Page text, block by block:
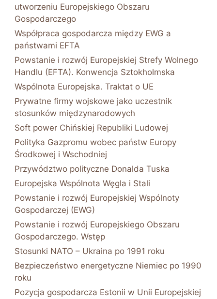
utworzeniu Europejskiego Obszaru
Gospodarczego
Współpraca gospodarcza między EWG a
państwami EFTA
Powstanie i rozwój Europejskiej Strefy Wolnego
Handlu (EFTA). Konwencja Sztokholmska
Wspólnota Europejska. Traktat o UE
Prywatne firmy wojskowe jako uczestnik
stosunków międzynarodowych
Soft power Chińskiej Republiki Ludowej
Polityka Gazpromu wobec państw Europy
Środkowej i Wschodniej
Przywództwo polityczne Donalda Tuska
Europejska Wspólnota Węgla i Stali
Powstanie i rozwój Europejskiej Wspólnoty
Gospodarczej (EWG)
Powstanie i rozwój Europejskiego Obszaru
Gospodarczego. Wstęp
Stosunki NATO – Ukraina po 1991 roku
Bezpieczeństwo energetyczne Niemiec po 1990
roku
Pozycja gospodarcza Estonii w Unii Europejskiej